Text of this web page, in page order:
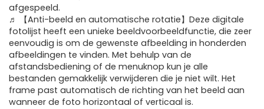
afgespeeld.
♬ 【Anti-beeld en automatische rotatie】Deze digitale
fotolijst heeft een unieke beeldvoorbeeldfunctie, die zeer
eenvoudig is om de gewenste afbeelding in honderden
afbeeldingen te vinden. Met behulp van de
afstandsbediening of de menuknop kun je alle
bestanden gemakkelijk verwijderen die je niet wilt. Het
frame past automatisch de richting van het beeld aan
wanneer de foto horizontaal of verticaal is.